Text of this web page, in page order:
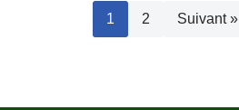
1 2 Suivant »